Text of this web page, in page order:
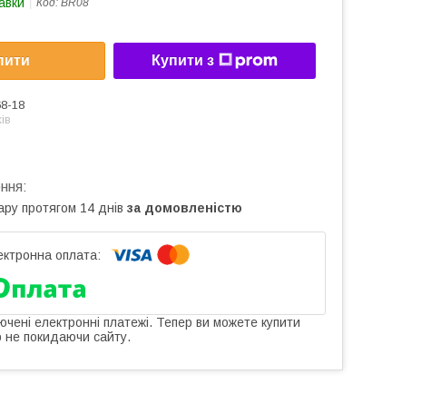
Код: BR08
Купити з
18
протягом 14 днів за домовленістю
електронні платежі. Тепер ви можете купити
не покидаючи сайту.